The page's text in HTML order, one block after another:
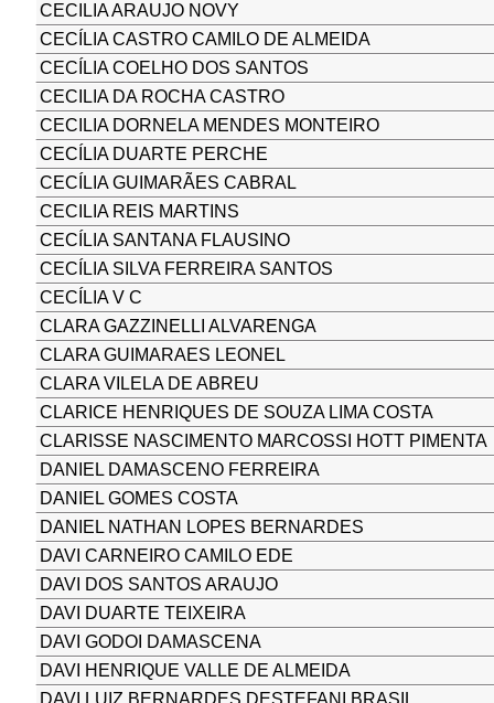
CECILIA ARAUJO NOVY
CECÍLIA CASTRO CAMILO DE ALMEIDA
CECÍLIA COELHO DOS SANTOS
CECILIA DA ROCHA CASTRO
CECILIA DORNELA MENDES MONTEIRO
CECÍLIA DUARTE PERCHE
CECÍLIA GUIMARÃES CABRAL
CECILIA REIS MARTINS
CECÍLIA SANTANA FLAUSINO
CECÍLIA SILVA FERREIRA SANTOS
CECÍLIA V C
CLARA GAZZINELLI ALVARENGA
CLARA GUIMARAES LEONEL
CLARA VILELA DE ABREU
CLARICE HENRIQUES DE SOUZA LIMA COSTA
CLARISSE NASCIMENTO MARCOSSI HOTT PIMENTA
DANIEL DAMASCENO FERREIRA
DANIEL GOMES COSTA
DANIEL NATHAN LOPES BERNARDES
DAVI CARNEIRO CAMILO EDE
DAVI DOS SANTOS ARAUJO
DAVI DUARTE TEIXEIRA
DAVI GODOI DAMASCENA
DAVI HENRIQUE VALLE DE ALMEIDA
DAVI LUIZ BERNARDES DESTEFANI BRASIL